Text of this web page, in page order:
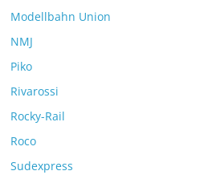
Modellbahn Union
NMJ
Piko
Rivarossi
Rocky-Rail
Roco
Sudexpress